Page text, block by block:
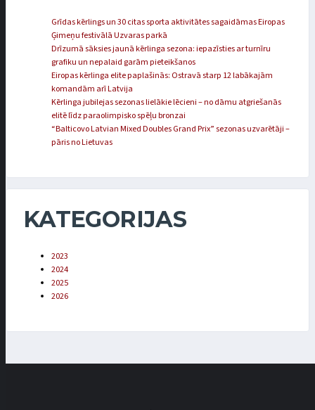
Grīdas kērlings un 30 citas sporta aktivitātes sagaidāmas Eiropas
Ģimeņu festivālā Uzvaras parkā
Drīzumā sāksies jaunā kērlinga sezona: iepazīsties ar turnīru
grafiku un nepalaid garām pieteikšanos
Eiropas kērlinga elite paplašinās: Ostravā starp 12 labākajām
komandām arī Latvija
Kērlinga jubilejas sezonas lielākie lēcieni – no dāmu atgriešanās
elitē līdz paraolimpisko spēļu bronzai
“Balticovo Latvian Mixed Doubles Grand Prix” sezonas uzvarētāji –
pāris no Lietuvas
KATEGORIJAS
2023
2024
2025
2026